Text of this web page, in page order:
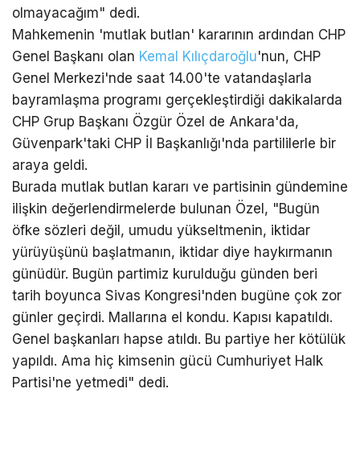
olmayacağım" dedi.
Mahkemenin 'mutlak butlan' kararının ardından CHP
Genel Başkanı olan Kemal Kılıçdaroğlu'nun, CHP
Genel Merkezi'nde saat 14.00'te vatandaşlarla
bayramlaşma programı gerçekleştirdiği dakikalarda
CHP Grup Başkanı Özgür Özel de Ankara'da,
Güvenpark'taki CHP İl Başkanlığı'nda partililerle bir
araya geldi.
Burada mutlak butlan kararı ve partisinin gündemine
ilişkin değerlendirmelerde bulunan Özel, "Bugün
öfke sözleri değil, umudu yükseltmenin, iktidar
yürüyüşünü başlatmanın, iktidar diye haykırmanın
günüdür. Bugün partimiz kurulduğu günden beri
tarih boyunca Sivas Kongresi'nden bugüne çok zor
günler geçirdi. Mallarına el kondu. Kapısı kapatıldı.
Genel başkanları hapse atıldı. Bu partiye her kötülük
yapıldı. Ama hiç kimsenin gücü Cumhuriyet Halk
Partisi'ne yetmedi" dedi.